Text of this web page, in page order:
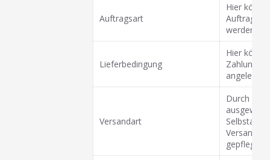
Auftragsart
Hier
werden.
Lieferbedingung
Hier
angelegt
Versandart
Durch die
gepflegt